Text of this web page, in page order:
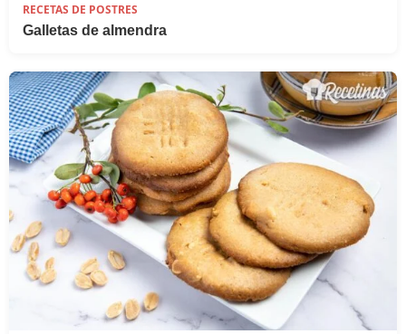
RECETAS DE POSTRES
Galletas de almendra